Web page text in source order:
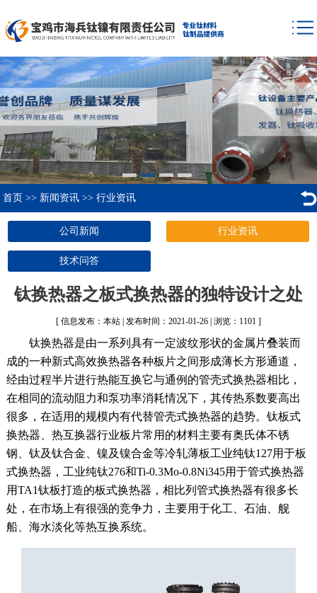
首页 >> 新闻资讯 >> 行业资讯
公司新闻 行业资讯
技术问答
钛换热器之板式换热器的独特设计之处
[ 信息发布：本站 | 发布时间：2021-01-26 | 浏览：1101 ]
钛换热器是由一系列具有一定波纹形状的金属片叠装而
成的一种新式高效换热器各种板片之间形成薄长方形通道，
经由过程半片进行热能互换它与通例的管壳式换热器相比，
在相同的流动阻力和泵功率消耗情况下，其传热系数要高出
很多，在适用的规模内有代替管壳式换热器的趋势。钛板式
换热器、热互换器行业板片常用的材料主要有奥氏体不锈
钢、钛及钛合金、镍及镍合金等冷轧薄板工业纯钛127用于板
式换热器，工业纯钛276和Ti-0.3Mo-0.8Ni345用于管式换热器
用TA1钛板打造的板式换热器，相比列管式换热器有很多长
处，在市场上有很强的竞争力，主要用于化工、石油、舰
船、海水淡化等热互换系统。